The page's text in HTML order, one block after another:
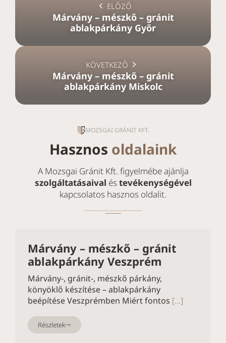
ELŐZŐ
Márvány – mészkő – gránit
ablakpárkány Győr
KÖVETKEZŐ
Márvány – mészkő – gránit
ablakpárkány Miskolc
MOZSGAI GRÁNIT KFT.
Hasznos oldalaink
A Mozsgai Gránit Kft. figyelmébe ajánlja
szolgáltatásaival éstevékenységével
kapcsolatos hasznos oldalit.
Márvány – mészkő – gránit
ablakpárkány Veszprém
Márvány-, gránit-, mészkő párkány,
könyöklő készítése – ablakpárkány
beépítése Veszprémben Miért fontos […]
Részletek